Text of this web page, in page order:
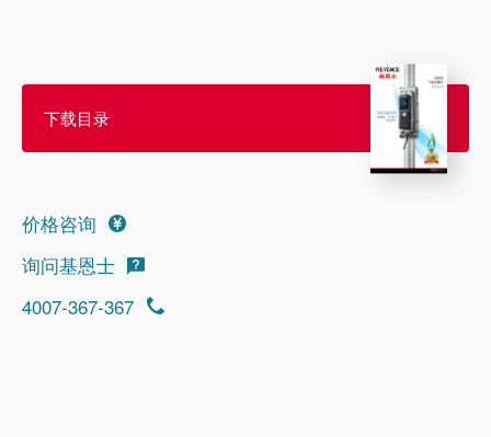
下载目录
价格咨询
询问基恩士
4007-367-367